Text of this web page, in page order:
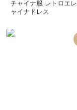
チャイナ服 レトロエ
ャイナドレス